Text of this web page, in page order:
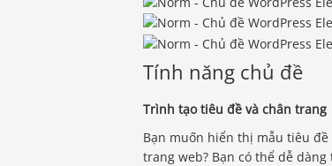
Tính năng chủ đề
Trình tạo tiêu đề và chân trang
Bạn muốn hiển thị mẫu tiêu
trang web? Bạn có thể dễ